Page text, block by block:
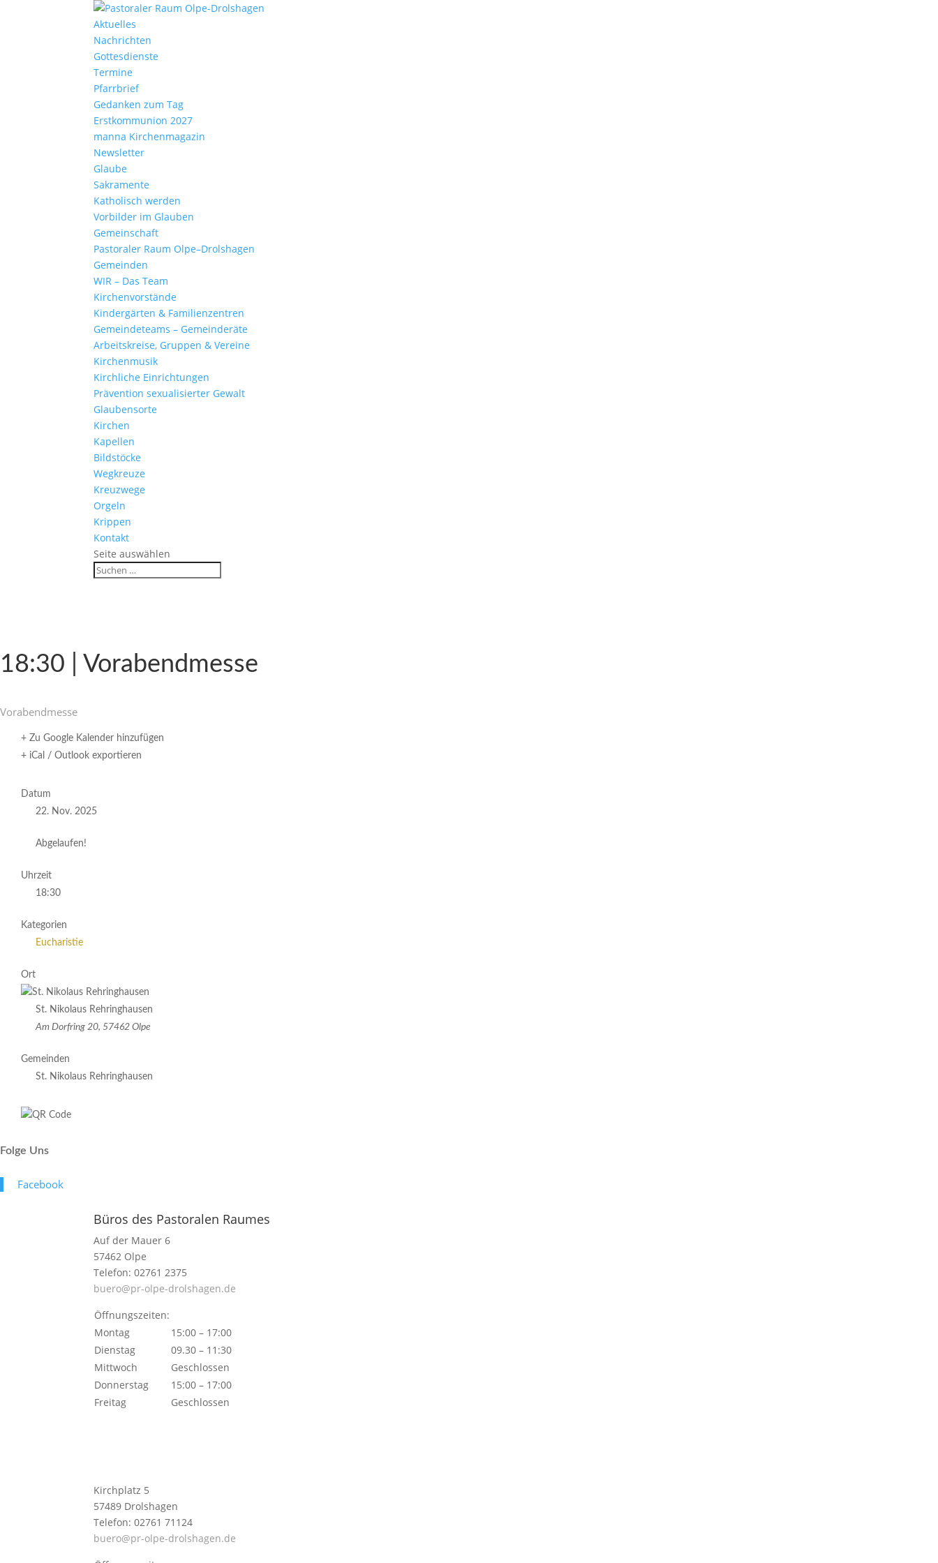
Aktu­elles
Nach­richten
Gottes­dienste
Termine
Pfarr­brief
Gedanken zum Tag
Erst­kom­mu­nion 2027
manna Kirchen­ma­gazin
News­letter
Glaube
Sakra­mente
Katho­lisch werden
Vorbilder im Glauben
Gemein­schaft
Pasto­raler Raum Olpe–Drolshagen
Gemeinden
WIR – Das Team
Kirchen­vor­stände
Kinder­gärten & Familienzentren
Gemein­de­teams – Gemeinderäte
Arbeits­kreise, Gruppen & Vereine
Kirchen­musik
Kirch­liche Einrichtungen
Präven­tion sexua­li­sierter Gewalt
Glau­ben­s­orte
Kirchen
Kapellen
Bild­stöcke
Wegkreuze
Kreuz­wege
Orgeln
Krippen
Kontakt
Seite auswählen
18:30 | Vorabendmesse
Vorabend­messe
+ Zu Google Kalender hinzufügen
+ iCal / Outlook exportieren
Datum
22. Nov. 2025
Abgelaufen!
Uhrzeit
18:30
Kategorien
Eucharistie
Ort
St. Nikolaus Rehringhausen
Am Dorfring 20, 57462 Olpe
Gemeinden
St. Nikolaus Rehringhausen
Folge Uns
Face­book
Büros des Pastoralen Raumes
Auf der Mauer 6
57462 Olpe
Telefon: 02761 2375
buero@pr-olpe-drolshagen.de
Öffnungszeiten:
Montag
15:00 – 17:00
Dienstag
09.30 – 11:30
Mittwoch
Geschlossen
Donnerstag
15:00 – 17:00
Freitag
Geschlossen
Kirchplatz 5
57489 Drolshagen
Telefon: 02761 71124
buero@pr-olpe-drolshagen.de